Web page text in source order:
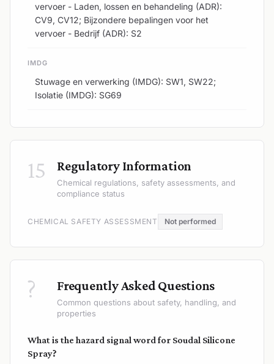
vervoer - Laden, lossen en behandeling (ADR):
CV9, CV12; Bijzondere bepalingen voor het
vervoer - Bedrijf (ADR): S2
IMDG
Stuwage en verwerking (IMDG): SW1, SW22;
Isolatie (IMDG): SG69
15 Regulatory Information
Chemical regulations, safety assessments, and
compliance status
CHEMICAL SAFETY ASSESSMENT Not performed
? Frequently Asked Questions
Common questions about safety, handling, and
properties
What is the hazard signal word for Soudal Silicone
Spray?